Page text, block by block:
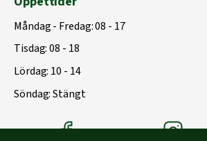
Måndag - Fredag: 08 - 17
Tisdag: 08 - 18
Lördag: 10 - 14
Söndag: Stängt